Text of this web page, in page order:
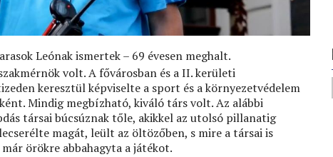
Leónak ismertek – 69 évesen meghalt.
volt. A fővárosban és a II. kerületi
keresztül képviselte a sport és a környezetvédelem
Mindig megbízható, kiváló társ volt. Az alábbi
társai búcsúznak tőle, akikkel az utolsó pillanatig
magát, leült az öltözőben, s mire a társai is
örökre abbahagyta a játékot.